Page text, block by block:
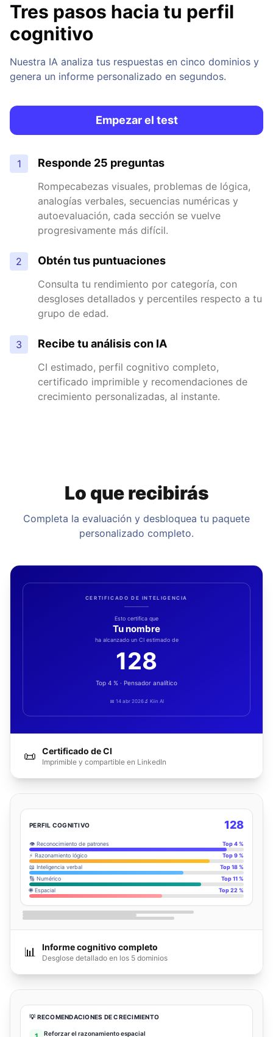
Tres pasos hacia tu perfil
cognitivo
Nuestra IA analiza tus respuestas en cinco dominios y
genera un informe personalizado en segundos.
Empezar el test
1 Responde 25 preguntas
Rompecabezas visuales, problemas de lógica,
analogías verbales, secuencias numéricas y
autoevaluación, cada sección se vuelve
progresivamente más difícil.
2 Obtén tus puntuaciones
Consulta tu rendimiento por categoría, con
desgloses detallados y percentiles respecto a tu
grupo de edad.
3 Recibe tu análisis con IA
CI estimado, perfil cognitivo completo,
certificado imprimible y recomendaciones de
crecimiento personalizadas, al instante.
Lo que recibirás
Completa la evaluación y desbloquea tu paquete
personalizado completo.
CERTIFICADO DE INTELIGENCIA
Esto certifica que
Tu nombre
ha alcanzado un CI estimado de
128
Top 4 % · Pensador analítico
📅 14 abr 2026🔬 Kiin AI
📜 Certificado de CI
Imprimible y compartible en LinkedIn
PERFIL COGNITIVO 128
👁️ Reconocimiento de patrones
Top 4 %
⚡ Razonamiento lógico
Top 9 %
📖 Inteligencia verbal
Top 18 %
🔢 Numérico
Top 11 %
🌐 Espacial
Top 22 %
📊 Informe cognitivo completo
Desglose detallado en los 5 dominios
💡 RECOMENDACIONES DE CRECIMIENTO
Reforzar el razonamiento espacial